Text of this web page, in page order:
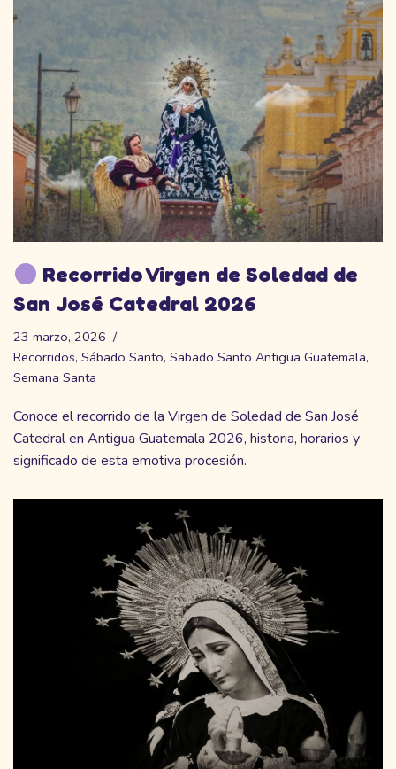
Recorrido Virgen de Soledad de
San José Catedral 2026
23 marzo, 2026
Recorridos, Sábado Santo, Sabado Santo Antigua Guatemala,
Semana Santa
Conoce el recorrido de la Virgen de Soledad de San José
Catedral en Antigua Guatemala 2026, historia, horarios y
significado de esta emotiva procesión.